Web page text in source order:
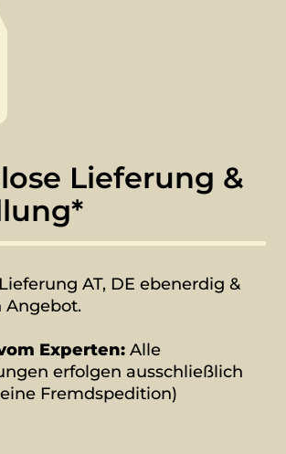
Lieferung &
AT, DE ebenerdig &
Angebot.
Experten: Alle
erfolgen ausschließlich
Fremdspedition)